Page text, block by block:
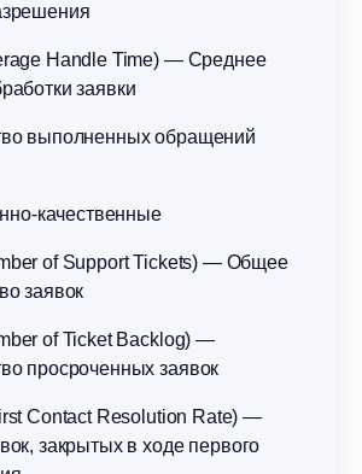
Handle Time) — Среднее
заявки
выполненных обращений
качественные
of Support Tickets) — Общее
заявок
of Ticket Backlog) —
просроченных заявок
Contact Resolution Rate) —
закрытых в ходе первого